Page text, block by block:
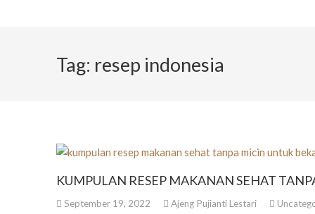
Tag: resep indonesia
KUMPULAN RESEP MAKANAN SEHAT
September 19, 2022 Ajeng Pujianti Lestari